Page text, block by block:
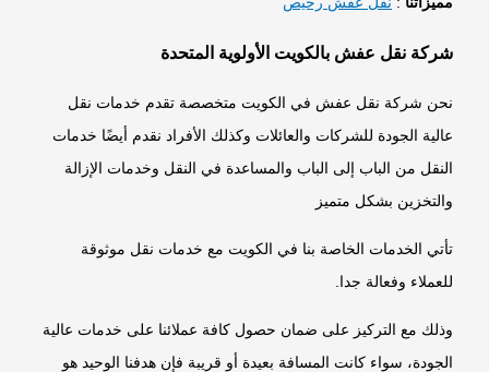
شركة نقل عفش بالكويت الأولوية المتحدة
نحن شركة نقل عفش في الكويت متخصصة تقدم خدمات نقل
عالية الجودة للشركات والعائلات وكذلك الأفراد نقدم أيضًا خدمات
النقل من الباب إلى الباب والمساعدة في النقل وخدمات الإزالة
والتخزين بشكل متميز
تأتي الخدمات الخاصة بنا في الكويت مع خدمات نقل موثوقة
للعملاء وفعالة جدا.
وذلك مع التركيز على ضمان حصول كافة عملائنا على خدمات عالية
الجودة، سواء كانت المسافة بعيدة أو قريبة فإن هدفنا الوحيد هو